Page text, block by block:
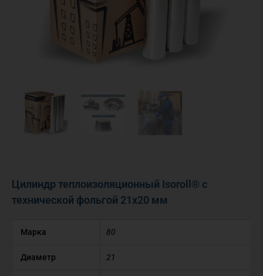
Цилиндр теплоизоляционный Isoroll® с
технической фольгой 21х20 мм
Марка 80
Диаметр 21